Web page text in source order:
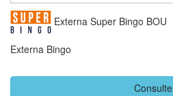
Externa Super Bingo BOU
Externa Bingo
Consulte